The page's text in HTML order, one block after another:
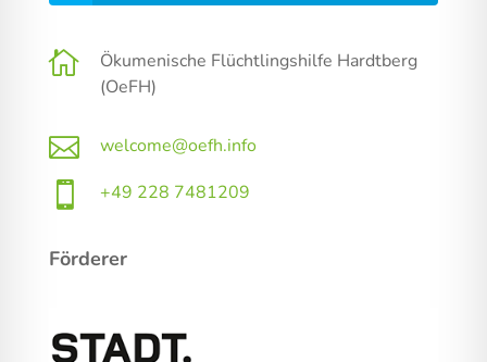

Ökumenische Flüchtlingshilfe Hardtberg
(OeFH)
 welcome@oefh.info
 +49 228 7481209
Förderer